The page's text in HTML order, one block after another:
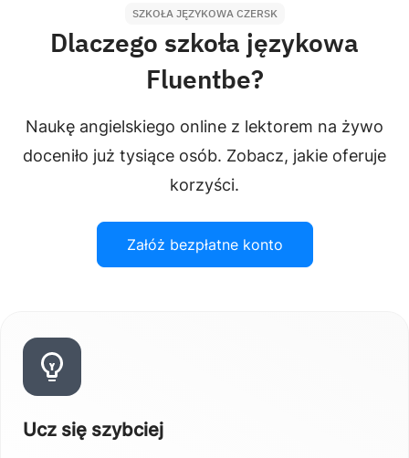
SZKOŁA JĘZYKOWA CZERSK
Dlaczego szkoła językowa
Fluentbe?
Naukę angielskiego online z lektorem na żywo
doceniło już tysiące osób. Zobacz, jakie oferuje
korzyści.
Załóż bezpłatne konto
Ucz się szybciej